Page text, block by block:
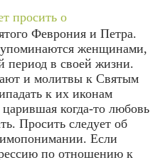
просить о
Феврония и Петра.
женщинами,
период в своей жизни.
и молитвы к Святым
к их иконам
царившая когда-то любовь
Просить следует об
Если
по отношению к